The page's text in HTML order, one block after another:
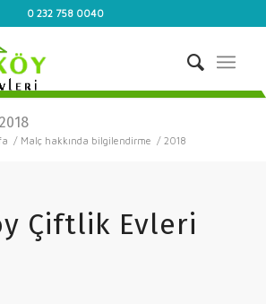
0 232 758 0040
/ Malç hakkında bilgilendirme / 2018
Çiftlik Evleri